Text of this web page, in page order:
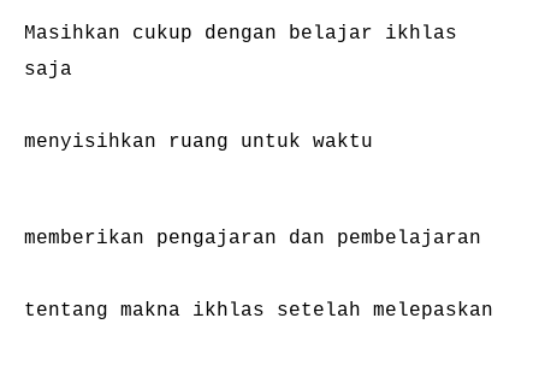
KEBIDANAN
KESEHATAN MASAYARAKAT
INSPIRASI
KULINER
Masihkan cukup dengan belajar ikhlas
saja
menyisihkan ruang untuk waktu
memberikan pengajaran dan pembelajaran
tentang makna ikhlas setelah melepaskan